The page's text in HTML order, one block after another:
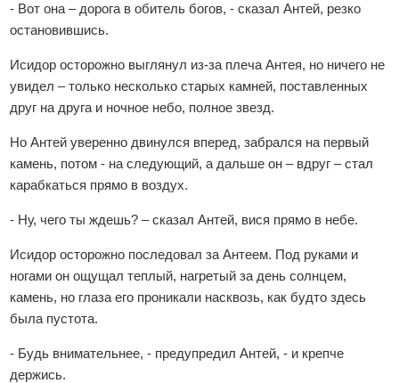
- Вот она – дорога в обитель богов, - сказал Антей, резко
остановившись.
Исидор осторожно выглянул из-за плеча Антея, но ничего не
увидел – только несколько старых камней, поставленных
друг на друга и ночное небо, полное звезд.
Но Антей уверенно двинулся вперед, забрался на первый
камень, потом - на следующий, а дальше он – вдруг – стал
карабкаться прямо в воздух.
- Ну, чего ты ждешь? – сказал Антей, вися прямо в небе.
Исидор осторожно последовал за Антеем. Под руками и
ногами он ощущал теплый, нагретый за день солнцем,
камень, но глаза его проникали насквозь, как будто здесь
была пустота.
- Будь внимательнее, - предупредил Антей, - и крепче
держись.